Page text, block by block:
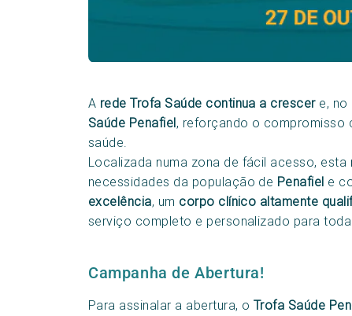
A rede Trofa Saúde continua a crescere, no
Saúde Penafiel, reforçando o compromisso
saúde.
Localizada numa zona de fácil acesso,
necessidades da população de Penafiel e
excelência, um corpo clínico altamente
serviço completo e personalizado para
Campanha de Abertura!
Para assinalar a abertura, o Trofa Saúde